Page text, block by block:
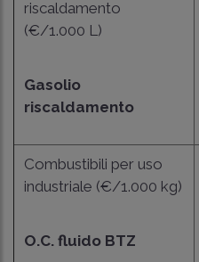
riscaldamento
(€/1.000 L)
Gasolio
riscaldamento
Combustibili per uso
industriale (€/1.000 kg)
O.C. fluido BTZ